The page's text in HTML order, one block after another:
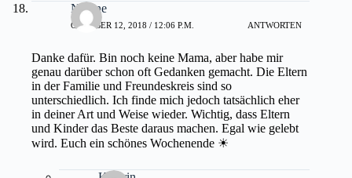
Nadine
OKTOBER 12, 2018 / 12:06 P.M. ANTWORTEN
Danke dafür. Bin noch keine Mama, aber habe mir
genau darüber schon oft Gedanken gemacht. Die Eltern
in der Familie und Freundeskreis sind so
unterschiedlich. Ich finde mich jedoch tatsächlich eher
in deiner Art und Weise wieder. Wichtig, dass Eltern
und Kinder das Beste daraus machen. Egal wie gelebt
wird. Euch ein schönes Wochenende ☀